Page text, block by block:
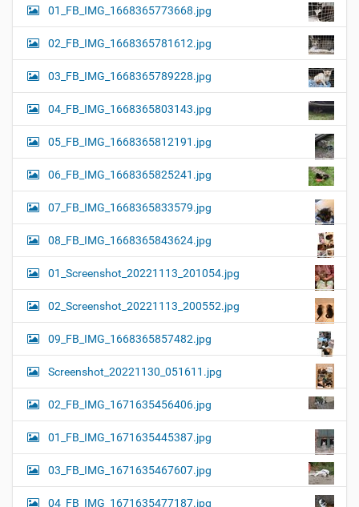
01_FB_IMG_1668365773668.jpg
02_FB_IMG_1668365781612.jpg
03_FB_IMG_1668365789228.jpg
04_FB_IMG_1668365803143.jpg
05_FB_IMG_1668365812191.jpg
06_FB_IMG_1668365825241.jpg
07_FB_IMG_1668365833579.jpg
08_FB_IMG_1668365843624.jpg
01_Screenshot_20221113_201054.jpg
02_Screenshot_20221113_200552.jpg
09_FB_IMG_1668365857482.jpg
Screenshot_20221130_051611.jpg
02_FB_IMG_1671635456406.jpg
01_FB_IMG_1671635445387.jpg
03_FB_IMG_1671635467607.jpg
04_FB_IMG_1671635477187.jpg